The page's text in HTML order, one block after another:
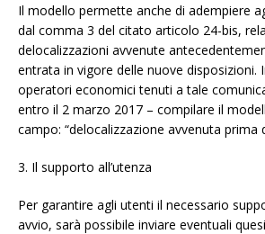
Il modello permette anche di adempiere
dal comma 3 del citato articolo 24-bis,
delocalizzazioni avvenute
entrata in vigore delle nuove disposizioni.
operatori economici tenuti a tale
entro il 2 marzo 2017 – compilare il
campo: “delocalizzazione avvenuta prima
3. Il supporto all’utenza
Per garantire agli utenti il necessario
avvio, sarà possibile inviare eventuali